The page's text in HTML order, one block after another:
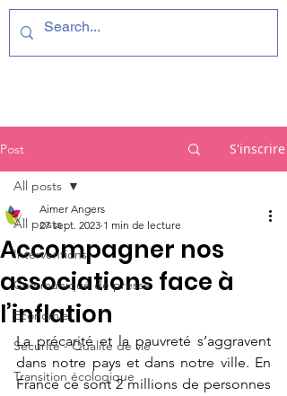
Post S'inscrire
All posts
Interventions
Communiqué de presse
Economie
Sécurité - Qualité de vie
Transition écologique
All posts
Accompagner nos
associations face à
l’inflation
Aimer Angers
27 sept. 2023 1 min de lecture
La précarité et la pauvreté s’aggravent
dans notre pays et dans notre ville. En
France ce sont 2 millions de personnes